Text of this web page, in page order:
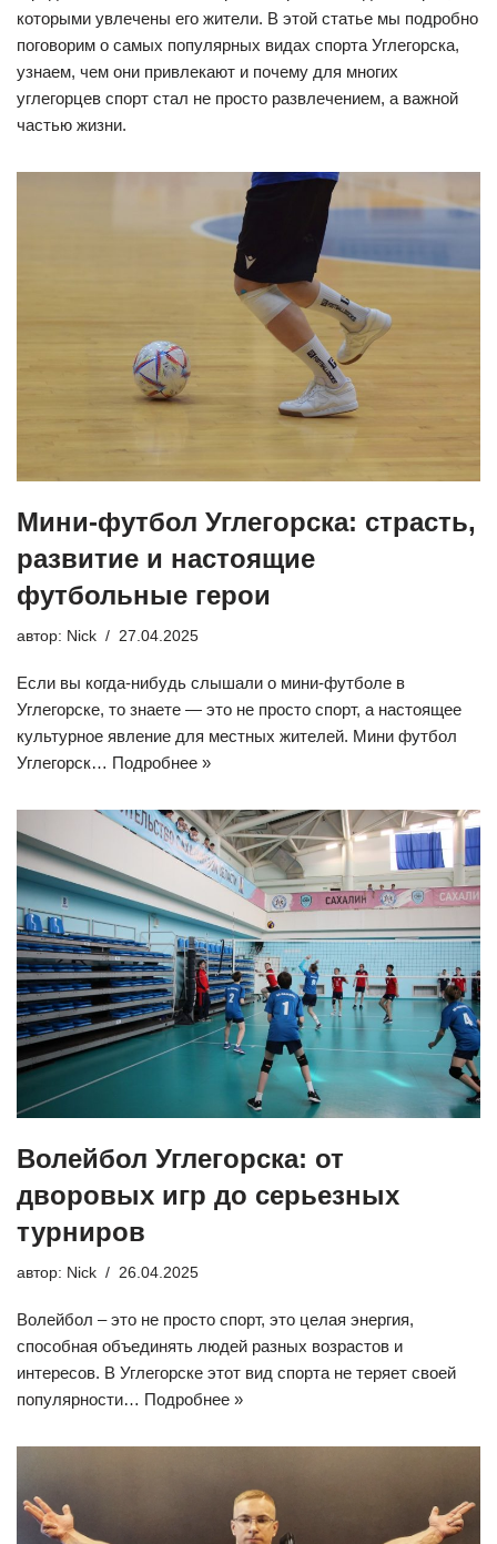
которыми увлечены его жители. В этой статье мы подробно
поговорим о самых популярных видах спорта Углегорска,
узнаем, чем они привлекают и почему для многих
углегорцев спорт стал не просто развлечением, а важной
частью жизни.
Мини-футбол Углегорска: страсть,
развитие и настоящие
футбольные герои
автор: Nick 27.04.2025
Если вы когда-нибудь слышали о мини-футболе в
Углегорске, то знаете — это не просто спорт, а настоящее
культурное явление для местных жителей. Мини футбол
Углегорск… Подробнее »
Волейбол Углегорска: от
дворовых игр до серьезных
турниров
автор: Nick 26.04.2025
Волейбол – это не просто спорт, это целая энергия,
способная объединять людей разных возрастов и
интересов. В Углегорске этот вид спорта не теряет своей
популярности… Подробнее »